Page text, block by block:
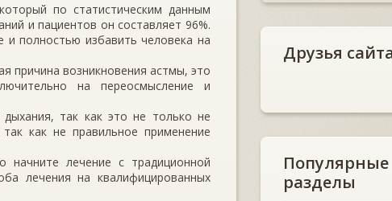
по статистическим данным
и пациентов он составляет 96%.
и полностью избавить человека на
причина возникновения астмы, это
на переосмысление и
так как это не только не
как не правильное применение
лечение с традиционной
лечения на квалифицированных
Друзья
Популярные
разделы